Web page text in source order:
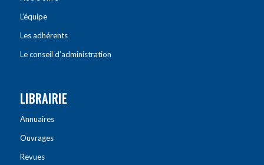
L’équipe
Les adhérents
Le conseil d’administration
LIBRAIRIE
Annuaires
Ouvrages
Revues